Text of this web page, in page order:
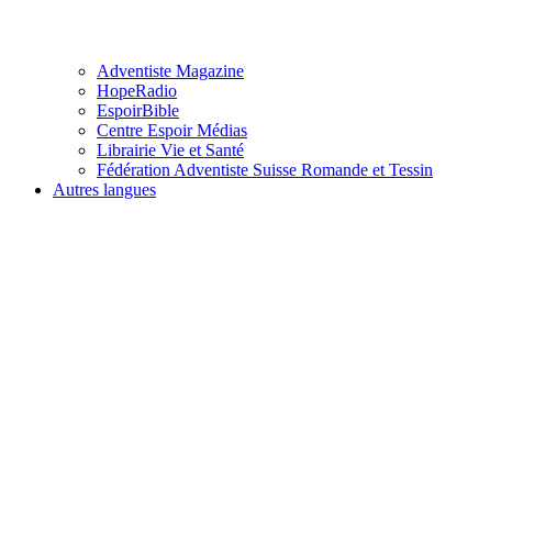
Adventiste Magazine
HopeRadio
EspoirBible
Centre Espoir Médias
Librairie Vie et Santé
Fédération Adventiste Suisse Romande et Tessin
Autres langues